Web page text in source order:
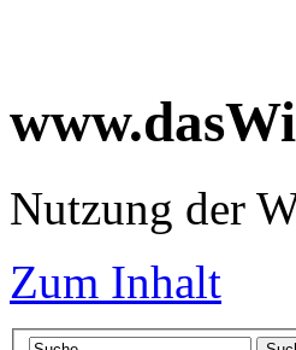
Nutzung der
Zum Inhalt